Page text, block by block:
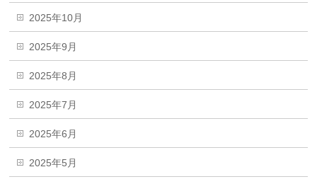
2025年10月
2025年9月
2025年8月
2025年7月
2025年6月
2025年5月